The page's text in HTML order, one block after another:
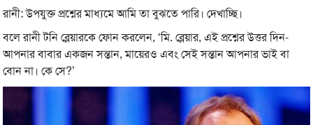
রানী: উপযুক্ত প্রশ্নের মাধ্যমে আমি তা বুঝতে পারি। দেখাচ্ছি।
বলে রানী টনি ব্লেয়ারকে ফোন করলেন, ‘মি. ব্লেয়ার, এই প্রশ্নের উত্তর দিন-
আপনার বাবার একজন সন্তান, মায়েরও এবং সেই সন্তান আপনার ভাই বা
বোন না। কে সে?’